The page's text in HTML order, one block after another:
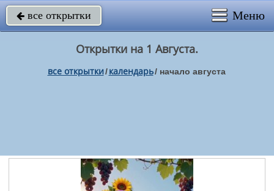
 все открытки Меню
Открытки на 1 Августа.
все открытки/ календарь/ начало августа